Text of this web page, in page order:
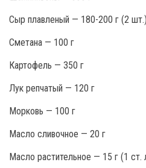
Сыр плавленый — 180-200 г (2 шт.)
Сметана — 100 г
Картофель — 350 г
Лук репчатый — 120 г
Морковь — 100 г
Масло сливочное — 20 г
Масло растительное — 15 г (1 ст.